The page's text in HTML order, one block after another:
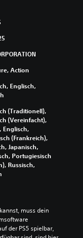
Action
Englisch,
(Traditionell),
(Vereinfacht),
Englisch,
(Frankreich),
Japanisch,
Portugiesisch
Russisch,
muss dein
der PS5 spielbar,